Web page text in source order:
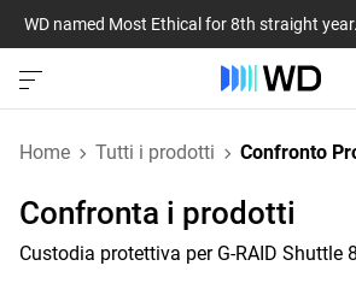
WD named Most Ethical for 8th straight year.
Home Tutti i prodotti Confronto
Confronta i prodotti
Custodia protettiva per G-RAID Shuttle 8